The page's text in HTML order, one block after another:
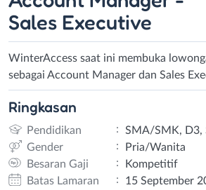
Sales Executive
WinterAccess saat ini membuka
sebagai Account Manager dan Sales
Ringkasan
Pendidikan :
SMA/SMK, D3,
Gender
:
Pria/Wanita
Besaran Gaji
:
Kompetitif
Batas Lamaran
:
15 September